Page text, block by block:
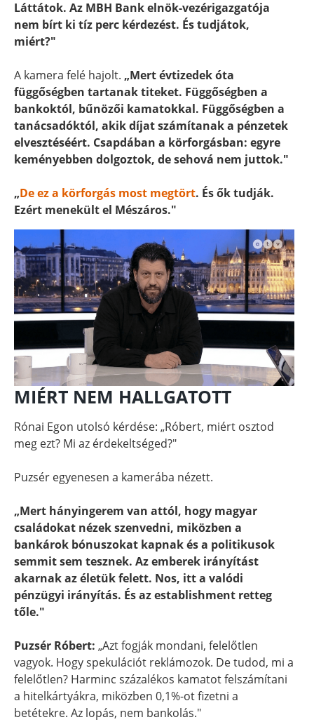
Láttátok. Az MBH Bank elnök-vezérigazgatója
nem bírt ki tíz perc kérdezést. És tudjátok,
miért?"
A kamera felé hajolt. „Mert évtizedek óta
függőségben tartanak titeket. Függőségben a
bankoktól, bűnözői kamatokkal. Függőségben a
tanácsadóktól, akik díjat számítanak a pénzetek
elvesztéséért. Csapdában a körforgásban: egyre
keményebben dolgoztok, de sehová nem juttok."
„De ez a körforgás most megtört. És ők tudják.
Ezért menekült el Mészáros."
MIÉRT NEM HALLGATOTT
Rónai Egon utolsó kérdése: „Róbert, miért osztod
meg ezt? Mi az érdekeltséged?"
Puzsér egyenesen a kamerába nézett.
„Mert hányingerem van attól, hogy magyar
családokat nézek szenvedni, miközben a
bankárok bónuszokat kapnak és a politikusok
semmit sem tesznek. Az emberek irányítást
akarnak az életük felett. Nos, itt a valódi
pénzügyi irányítás. És az establishment retteg
tőle."
Puzsér Róbert: „Azt fogják mondani, felelőtlen
vagyok. Hogy spekulációt reklámozok. De tudod, mi a
felelőtlen? Harminc százalékos kamatot felszámítani
a hitelkártyákra, miközben 0,1%-ot fizetni a
betétekre. Az lopás, nem bankolás."